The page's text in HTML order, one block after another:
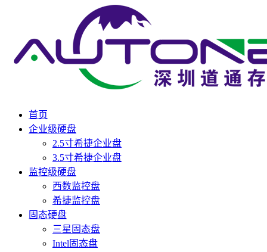
首页
企业级硬盘
2.5寸希捷企业盘
3.5寸希捷企业盘
监控级硬盘
西数监控盘
希捷监控盘
固态硬盘
三星固态盘
Intel固态盘